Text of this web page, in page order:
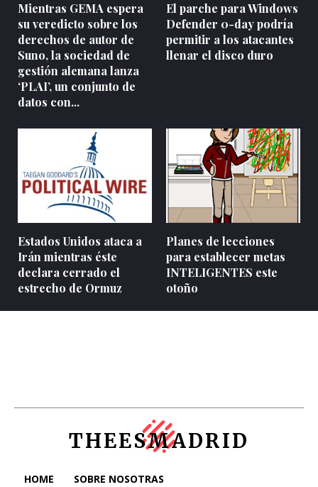
Mientras GEMA espera
su veredicto sobre los
derechos de autor de
Suno, la sociedad de
gestión alemana lanza
‘PLAI’, un conjunto de
datos con...
El parche para Windows
Defender 0-day podría
permitir a los atacantes
llenar el disco duro
Estados Unidos ataca a
Irán mientras éste
declara cerrado el
estrecho de Ormuz
Planes de lecciones
para establecer metas
INTELIGENTES este
otoño
THEESMADRID
HOME SOBRE NOSOTRAS